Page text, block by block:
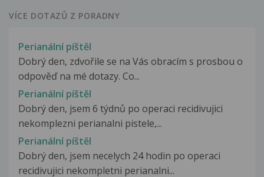
VÍCE DOTAZŮ Z PORADNY
Perianální píštěl
Dobrý den, zdvořile se na Vás obracím s prosbou o
odpověď na mé dotazy. Co...
Perianální píštěl
Dobrý den, jsem 6 týdnů po operaci recidivujici
nekomplezni perianalni pistele,...
Perianální píštěl
Dobrý den, jsem necelych 24 hodin po operaci
recidivujici nekompletni perianalni...